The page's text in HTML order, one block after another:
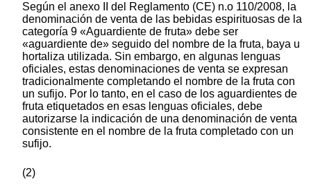
Según el anexo II del Reglamento (CE) n.o 110/2008, la
denominación de venta de las bebidas espirituosas de la
categoría 9 «Aguardiente de fruta» debe ser
«aguardiente de» seguido del nombre de la fruta, baya u
hortaliza utilizada. Sin embargo, en algunas lenguas
oficiales, estas denominaciones de venta se expresan
tradicionalmente completando el nombre de la fruta con
un sufijo. Por lo tanto, en el caso de los aguardientes de
fruta etiquetados en esas lenguas oficiales, debe
autorizarse la indicación de una denominación de venta
consistente en el nombre de la fruta completado con un
sufijo.
(2)